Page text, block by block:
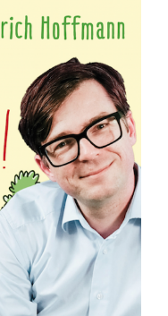
DERTSCHI!
FAMILIENGESCHICHTEN,
PASSIEREN,
WENN
MAN
SIE
NUR
LÄSST